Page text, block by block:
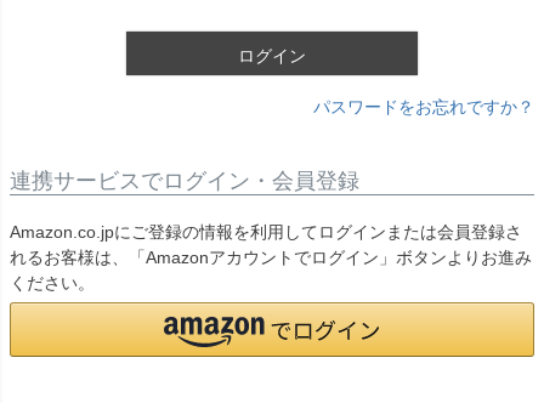
ログイン
パスワードをお忘れですか？
連携サービスでログイン・会員登録
Amazon.co.jpにご登録の情報を利用してログインまたは会員登録さ
れるお客様は、「Amazonアカウントでログイン」ボタンよりお進み
ください。